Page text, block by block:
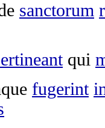
sanctorum
qui
fugerint